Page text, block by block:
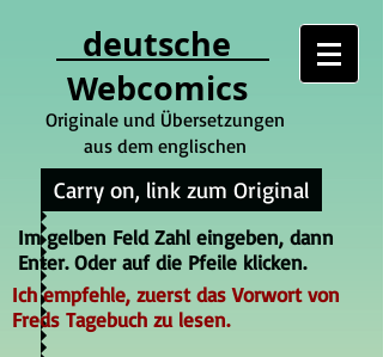
deutsche
Webcomics
Originale und Übersetzungen
aus dem englischen
Carry on, link zum Original
Im gelben Feld Zahl eingeben, dann
Enter. Oder auf die Pfeile klicken.
Ich empfehle, zuerst das Vorwort von
Freds Tagebuch zu lesen.